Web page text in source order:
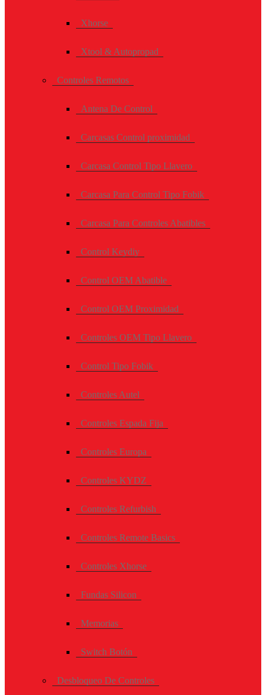
Xhorse
Xtool & Autopropad
Controles Remotos
Antena De Control
Carcasas Control proximidad
Carcasa Control Tipo Llavero
Carcasa Para Control Tipo Fobik
Carcasa Para Controles Abatibles
Control Keydiy
Control OEM Abatible
Control OEM Proximidad
Controles OEM Tipo Llavero
Control Tipo Fobik
Controles Autel
Controles Espada Fija
Controles Europa
Controles KYDZ
Controles Refurbish
Controles Remote Basics
Controles Xhorse
Fundas Silicon
Memorias
Switch Botón
Desbloqueo De Controles